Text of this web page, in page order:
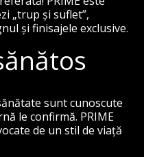
„trup și suflet”,
și finisajele exclusive.
sunt cunoscute
le confirmă. PRIME
de un stil de viață